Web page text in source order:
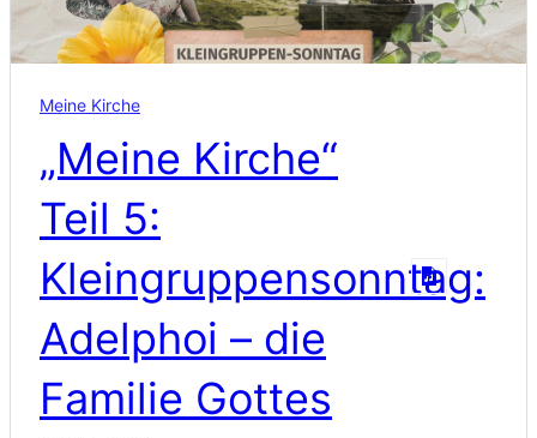
Meine Kirche
„Meine Kirche“
Teil 5:
Kleingruppensonntag:
Adelphoi – die
Familie Gottes